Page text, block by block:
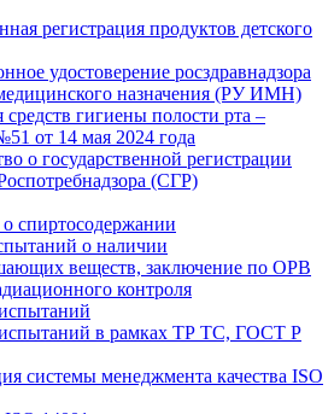
регистрация продуктов детского
удостоверение росздравнадзора
назначения (РУ ИМН)
средств гигиены полости рта –
от 14 мая 2024 года
о государственной регистрации
(СГР)
спиртосодержании
о наличии
веществ, заключение по ОРВ
контроля
в рамках ТР ТС, ГОСТ Р
системы менеджмента качества ISO